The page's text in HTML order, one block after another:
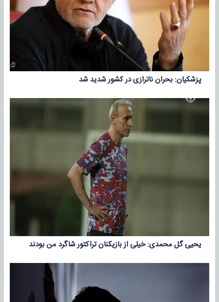
پزشکیان: بحران ناترازی در کشور شدید شد
یحیی گل محمدی: خیلی از بازیکنان تراکتور شاگرد من بودند